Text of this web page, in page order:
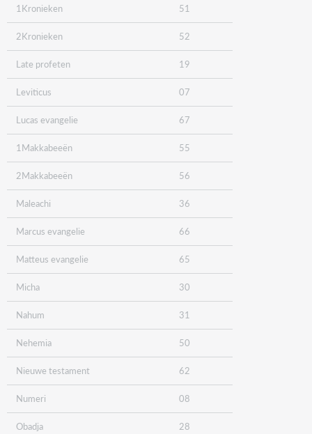
1Kronieken 51
2Kronieken 52
Late profeten 19
Leviticus 07
Lucas evangelie 67
1Makkabeeën 55
2Makkabeeën 56
Maleachi 36
Marcus evangelie 66
Matteus evangelie 65
Micha 30
Nahum 31
Nehemia 50
Nieuwe testament 62
Numeri 08
Obadja 28